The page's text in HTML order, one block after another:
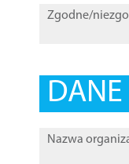
Zgodne/
Nazwa